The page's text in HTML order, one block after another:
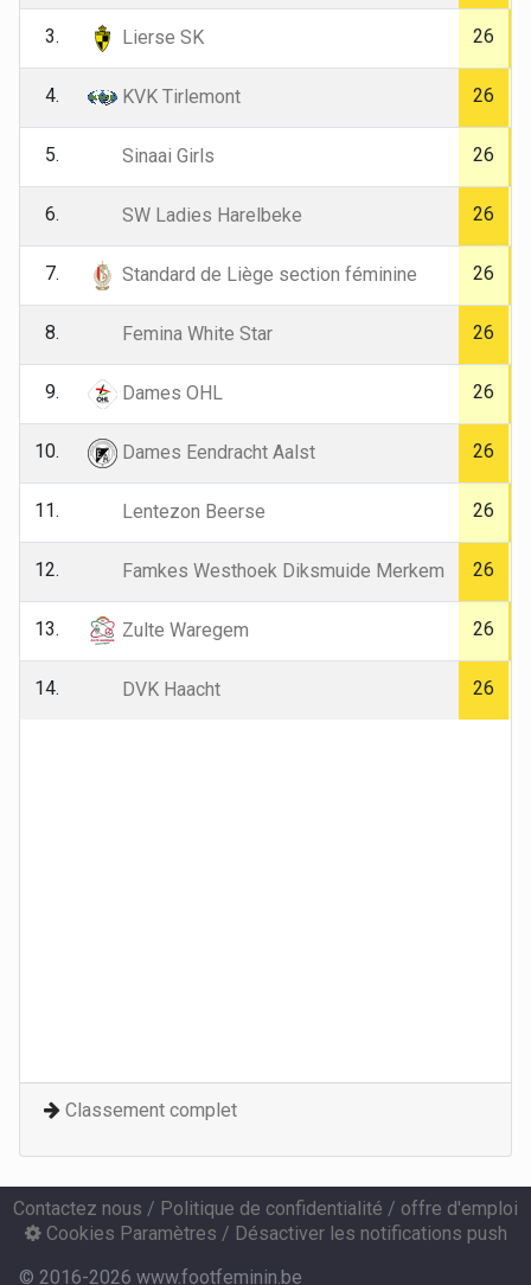
3. Lierse SK 26
4. KVK Tirlemont 26
5. Sinaai Girls 26
6. SW Ladies Harelbeke 26
7. Standard de Liège section féminine 26
8. Femina White Star 26
9. Dames OHL 26
10. Dames Eendracht Aalst 26
11. Lentezon Beerse 26
12. Famkes Westhoek Diksmuide Merkem 26
13. Zulte Waregem 26
14. DVK Haacht 26
Classement complet
Contactez nous / Politique de confidentialité / offre d'emploi
Cookies Paramètres / Désactiver les notifications push
© 2016-2026 www.footfeminin.be